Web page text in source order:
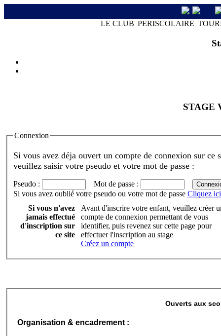
LE CLUB PERISCOLAIRE
STAGE
Connexion
Si vous avez déja ouvert un compte de connexion sur ce
veuillez saisir votre pseudo et votre mot de passe :
Pseudo :
Mot de passe :
Si vous avez oublié votre pseudo ou votre mot de passe Cliquez ici
Si vous n'avez
jamais effectué
d'inscription sur
ce site
Avant d'inscrire votre enfant, veuillez créer
compte de connexion permettant de vous
identifier, puis revenez sur cette page pour
effectuer l'inscription au stage
Créez un compte
Ouverts aux
Organisation & encadrement :